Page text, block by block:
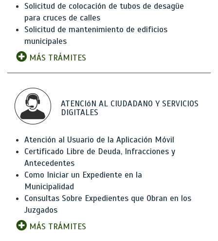
Solicitud de colocación de tubos de desagüe
para cruces de calles
Solicitud de mantenimiento de edificios
municipales
MÁS TRÁMITES
ATENCIóN AL CIUDADANO Y SERVICIOS
DIGITALES
Atención al Usuario de la Aplicación Móvil
Certificado Libre de Deuda, Infracciones y
Antecedentes
Como Iniciar un Expediente en la
Municipalidad
Consultas Sobre Expedientes que Obran en los
Juzgados
MÁS TRÁMITES